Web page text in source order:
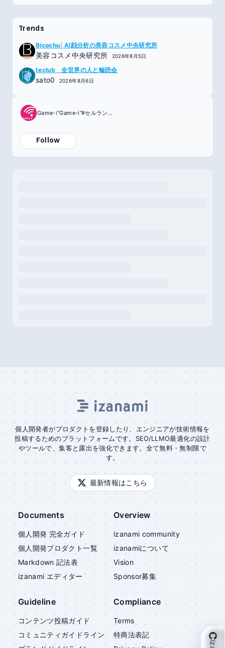
Trends
Bicochu│AI顔分析の美容コスメ中央研究所
美容コスメ中央研究所 2026年8月5日
teclub 全世界の人と輪読会
sato0 2026年8月6日
Game-i“Game-i”#セルラン分析
Follow
個人開発者がプロダクトを登録したり、エンジニアが技術情報を
投稿するためのプラットフォームです。SEO/LLMO最適化の設計
やツールで、集客と露出を強化できます。全て無料・無制限で
す。
最新情報はこちら
Documents
個人開発 完全ガイド
個人開発プロダクト一覧
Markdown 記法表
izanami エディター
Overview
izanami community
izanamiについて
Vision
Sponsor募集
Guideline
コンテンツ投稿ガイド
コミュニティガイドライン
Compliance
Terms
特商法表記